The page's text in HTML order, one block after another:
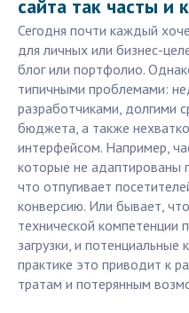
сайта так часты и
Сегодня почти каждый
для личных или бизнес-
блог или портфолио.
типичными проблемами:
разработчиками, долгими
бюджета, а также
интерфейсом. Например,
которые не адаптированы
что отпугивает
конверсию. Или бывает,
технической компетенции
загрузки, и
практике это приводит к
тратам и потерянным